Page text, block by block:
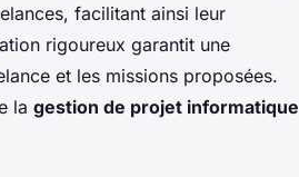
facilitant ainsi leur
rigoureux garantit une
et les missions proposées.
la gestion de projet informatique